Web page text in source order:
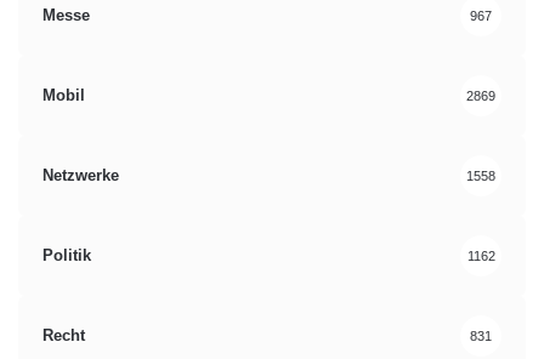
Messe 967
Mobil 2869
Netzwerke 1558
Politik 1162
Recht 831